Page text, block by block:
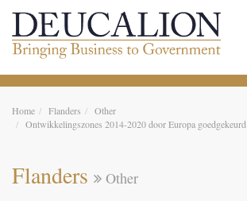
Home Flanders
Other
Ontwikkelingszones 2014-2020 door Europa goedgekeurd
Flanders Other